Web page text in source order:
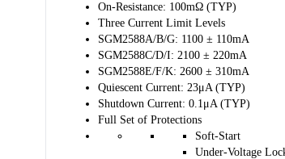
On-Resistance: 100mΩ (TYP)
Three Current Limit Levels
SGM2588A/B/G: 1100 ± 110mA
SGM2588C/D/I: 2100 ± 220mA
SGM2588E/F/K: 2600 ± 310mA
Quiescent Current: 23μA (TYP)
Shutdown Current: 0.1μA (TYP)
Full Set of Protections
Soft-Start
Under-Voltage